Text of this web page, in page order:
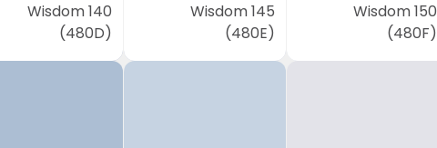
Wisdom 140
(480D)
Wisdom 145
(480E)
Wisdom 150
(480F)